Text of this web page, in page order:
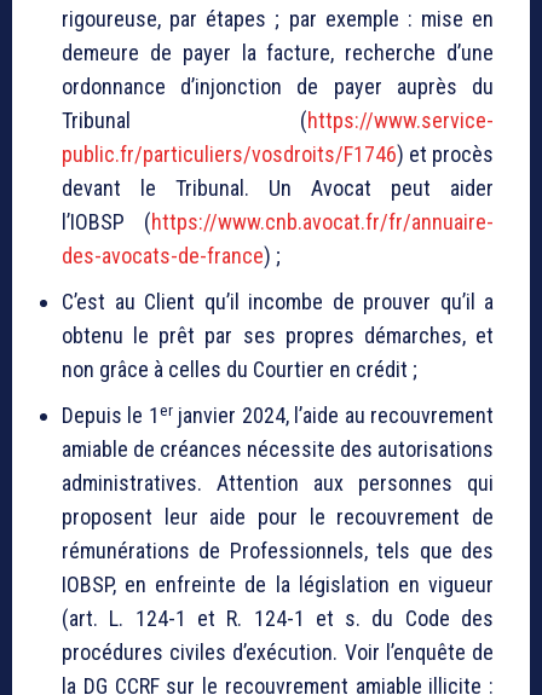
rigoureuse, par étapes ; par exemple : mise en
demeure de payer la facture, recherche d’une
ordonnance d’injonction de payer auprès du
Tribunal (https://www.service-
public.fr/particuliers/vosdroits/F1746) et procès
devant le Tribunal. Un Avocat peut aider
l’IOBSP (https://www.cnb.avocat.fr/fr/annuaire-
des-avocats-de-france) ;
C’est au Client qu’il incombe de prouver qu’il a
obtenu le prêt par ses propres démarches, et
non grâce à celles du Courtier en crédit ;
Depuis le 1erjanvier 2024, l’aide au recouvrement
amiable de créances nécessite des autorisations
administratives. Attention aux personnes qui
proposent leur aide pour le recouvrement de
rémunérations de Professionnels, tels que des
IOBSP, en enfreinte de la législation en vigueur
(art. L. 124-1 et R. 124-1 et s. du Code des
procédures civiles d’exécution. Voir l’enquête de
la DG CCRF sur le recouvrement amiable illicite :